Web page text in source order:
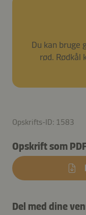
Du kan bruge
rød. Rødkål
Opskrifts-ID: 1583
Opskrift som
Del med dine